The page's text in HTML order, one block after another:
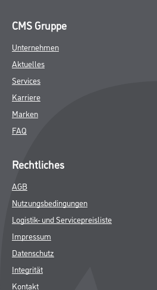
CMS Gruppe
Unternehmen
Aktuelles
Services
Karriere
Marken
FAQ
Rechtliches
AGB
Nutzungsbedingungen
Logistik- und Servicepreisliste
Impressum
Datenschutz
Integrität
Kontakt